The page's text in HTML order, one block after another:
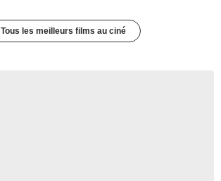
Tous les meilleurs films au ciné